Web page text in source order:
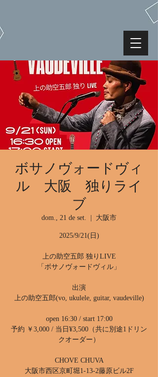
ボサノヴォードヴィ
ル 大阪 独りライ
ブ
dom., 21 de set. 大阪市
2025/9/21(日)
上の助空五郎 独りLIVE
「ボサノヴォードヴィル」
出演
上の助空五郎(vo, ukulele, guitar, vaudeville)
open 16:30 / start 17:00
予約 ￥3,000 / 当日¥3,500（共に別途1ドリン
クオーダー）
CHOVE CHUVA
大阪市西区京町堀1-13-2藤原ビル2F